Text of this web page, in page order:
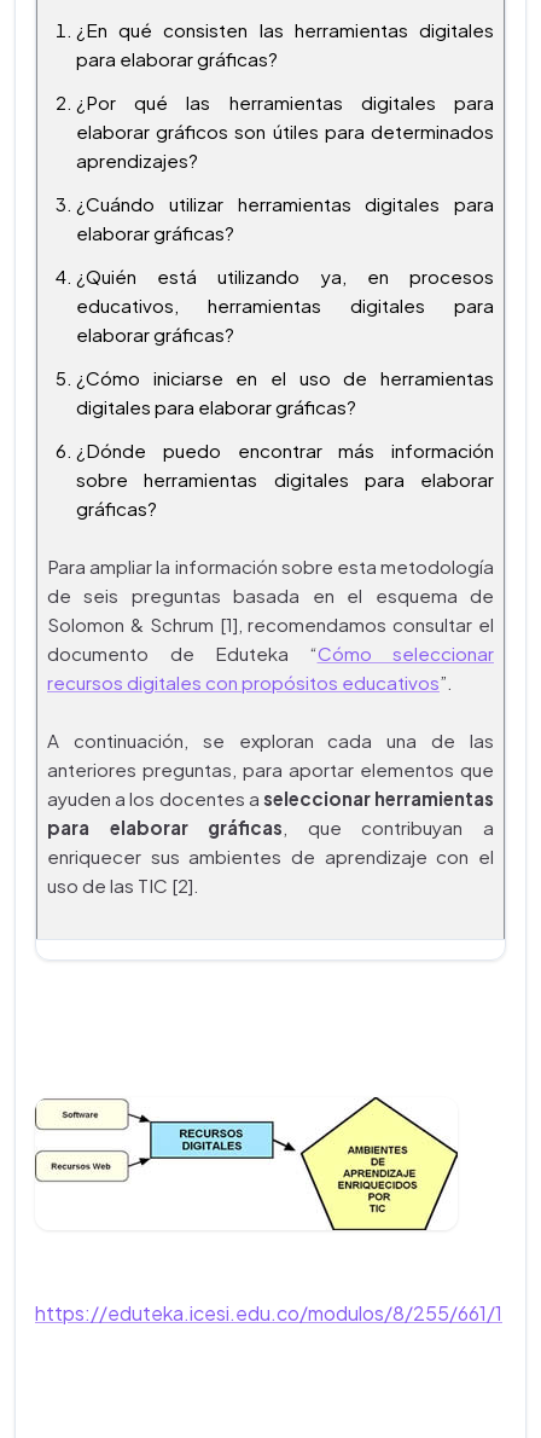
¿En qué consisten las herramientas digitales
para elaborar gráficas?
¿Por qué las herramientas digitales para
elaborar gráficos son útiles para determinados
aprendizajes?
¿Cuándo utilizar herramientas digitales para
elaborar gráficas?
¿Quién está utilizando ya, en procesos
educativos, herramientas digitales para
elaborar gráficas?
¿Cómo iniciarse en el uso de herramientas
digitales para elaborar gráficas?
¿Dónde puedo encontrar más información
sobre herramientas digitales para elaborar
gráficas?
Para ampliar la información sobre esta metodología
de seis preguntas basada en el esquema de
Solomon & Schrum [1], recomendamos consultar el
documento de Eduteka “Cómo seleccionar
recursos digitales con propósitos educativos”.
A continuación, se exploran cada una de las
anteriores preguntas, para aportar elementos que
ayuden a los docentes a seleccionar herramientas
para elaborar gráficas , que contribuyan a
enriquecer sus ambientes de aprendizaje con el
uso de las TIC [2].
https://eduteka.icesi.edu.co/modulos/8/255/661/1